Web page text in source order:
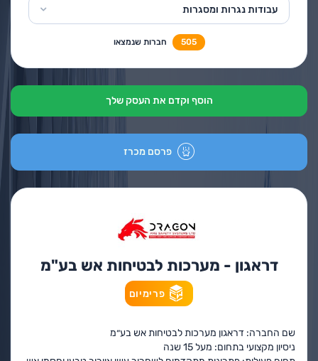
עבודות נגרות ומסגרות
505 חברות שנמצאו
הוסף וקדם את העסק שלך
פרסם מכרז
דראגון - מערכות לבטיחות אש בע"מ
פרימיום
שם החברה: דראגון מערכות לבטיחות אש בע״מ
ניסיון מקצועי בתחום: מעל 15 שנה